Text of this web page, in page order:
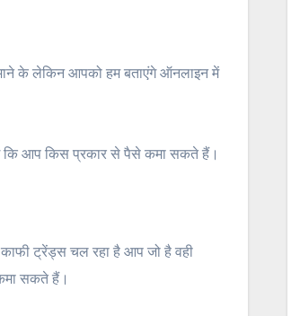
के लेकिन आपको हम बताएंगे ऑनलाइन में
कि आप किस प्रकार से पैसे कमा सकते हैं।
ट्रेंड्स चल रहा है आप जो है वही
सकते हैं।